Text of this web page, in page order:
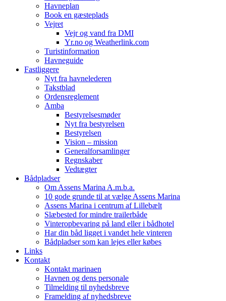
Havneplan
Book en gæsteplads
Vejret
Vejr og vand fra DMI
Yr.no og Weatherlink.com
Turistinformation
Havneguide
Fastliggere
Nyt fra havnelederen
Takstblad
Ordensreglement
Amba
Bestyrelsesmøder
Nyt fra bestyrelsen
Bestyrelsen
Vision – mission
Generalforsamlinger
Regnskaber
Vedtægter
Bådpladser
Om Assens Marina A.m.b.a.
10 gode grunde til at vælge Assens Marina
Assens Marina i centrum af Lillebælt
Slæbested for mindre trailerbåde
Vinteropbevaring på land eller i bådhotel
Har din båd ligget i vandet hele vinteren
Bådpladser som kan lejes eller købes
Links
Kontakt
Kontakt marinaen
Havnen og dens personale
Tilmelding til nyhedsbreve
Framelding af nyhedsbreve